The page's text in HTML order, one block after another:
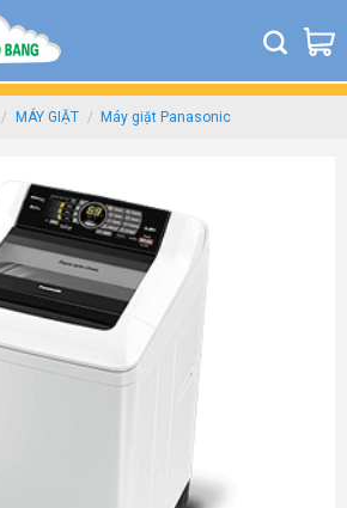
/ MÁY GIẶT / Máy giặt Panasonic